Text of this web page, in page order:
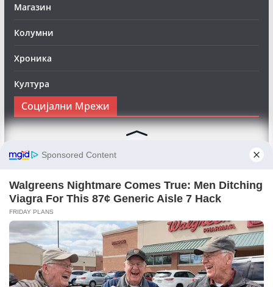
Магазин
Колумни
Хроника
Култура
Социјални Мрежи
Следете нè на Фејсбук за да сте во тек со најновите